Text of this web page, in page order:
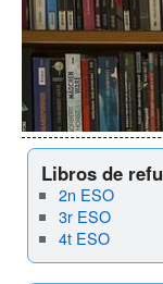
Libros de
2n ESO
3r ESO
4t ESO